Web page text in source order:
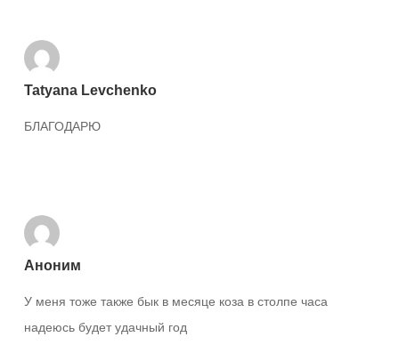
Tatyana Levchenko
БЛАГОДАРЮ
Аноним
У меня тоже также бык в месяце коза в столпе часа
надеюсь будет удачный год